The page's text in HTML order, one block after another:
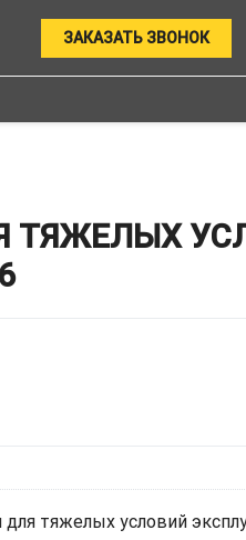
ЗАКАЗАТЬ ЗВОНОК
ТЯЖЕЛЫХ
тяжелых условий